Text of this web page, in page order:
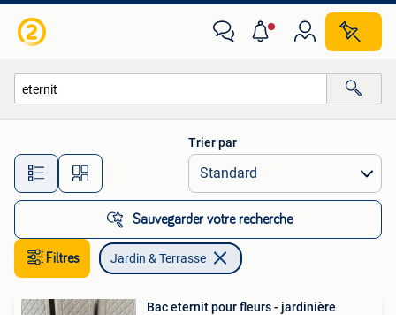
Toutes les distances…
Trier par
Sauvegarder votre recherche
Filtres Jardin & Terrasse
Bac eternit pour fleurs - jardinière